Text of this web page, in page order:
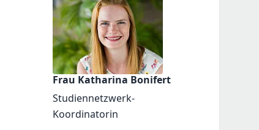
Frau Katharina Bonifert
Studiennetzwerk-
Koordinatorin